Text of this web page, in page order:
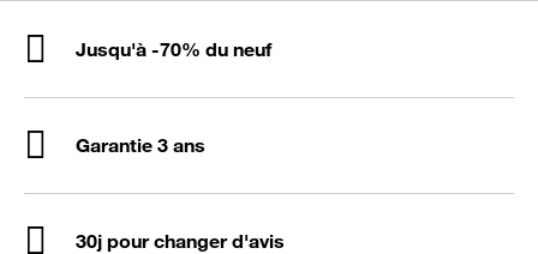
Jusqu'à -70% du neuf
Garantie 3 ans
30j pour changer d'avis